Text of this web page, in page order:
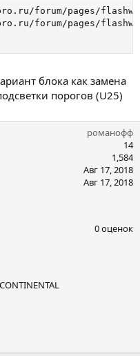
forum/pages/
forum/pages/
блока как замена
порогов (U25)
романофф
14
1,584
Авг 17, 2018
Авг 17, 2018
0 оценок